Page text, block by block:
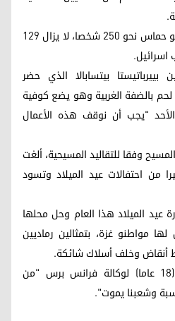
وفي ذلك اليوم، خطف مسلحو حماس نحو 250 شخصا، لا يزال 129
بيتسابالا الذي حضر
لحم بالضفة الغربية وهو يضع كوفية
"يجب أن نوقف هذه الأعمال
وفقا للتقاليد المسيحية، ألغت
من احتفالات عيد الميلاد وتسود
عيد الميلاد هذا العام وحل محلها
مواطنو غزة، بتمثالين رماديين
أنقاض وخلف أسلاك شائكة.
وقالت الطالبة نيكول نجار (18 عاما) لوكالة فرانس برس "من
وشعبنا يموت".